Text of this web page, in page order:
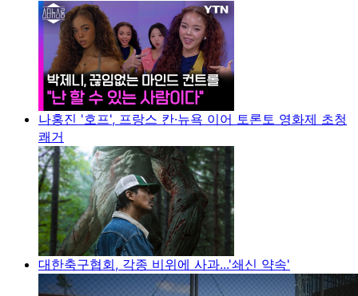
나홍진 '호프', 프랑스 칸·뉴욕 이어 토론토 영화제 초청
쾌거
대한축구협회, 각종 비위에 사과...'쇄신 약속'